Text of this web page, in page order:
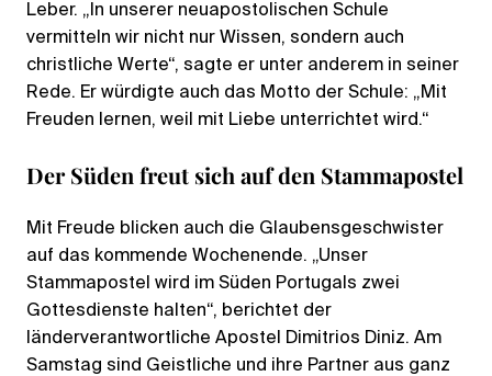
Leber. „In unserer neuapostolischen Schule
vermitteln wir nicht nur Wissen, sondern auch
christliche Werte“, sagte er unter anderem in seiner
Rede. Er würdigte auch das Motto der Schule: „Mit
Freuden lernen, weil mit Liebe unterrichtet wird.“
Der Süden freut sich auf den Stammapostel
Mit Freude blicken auch die Glaubensgeschwister
auf das kommende Wochenende. „Unser
Stammapostel wird im Süden Portugals zwei
Gottesdienste halten“, berichtet der
länderverantwortliche Apostel Dimitrios Diniz. Am
Samstag sind Geistliche und ihre Partner aus ganz